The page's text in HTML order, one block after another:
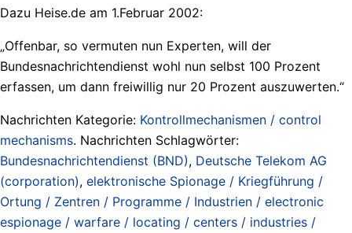
Dazu Heise.de am 1.Februar 2002:
„Offenbar, so vermuten nun Experten, will der
Bundesnachrichtendienst wohl nun selbst 100 Prozent
erfassen, um dann freiwillig nur 20 Prozent auszuwerten.“
Nachrichten Kategorie: Kontrollmechanismen / control
mechanisms. Nachrichten Schlagwörter:
Bundesnachrichtendienst (BND), Deutsche Telekom AG
(corporation), elektronische Spionage / Kriegführung /
Ortung / Zentren / Programme / Industrien / electronic
espionage / warfare / locating / centers / industries /